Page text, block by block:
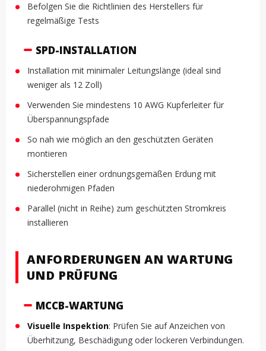
Befolgen Sie die Richtlinien des Herstellers für
regelmäßige Tests
SPD-INSTALLATION
Installation mit minimaler Leitungslänge (ideal sind
weniger als 12 Zoll)
Verwenden Sie mindestens 10 AWG Kupferleiter für
Überspannungspfade
So nah wie möglich an den geschützten Geräten
montieren
Sicherstellen einer ordnungsgemäßen Erdung mit
niederohmigen Pfaden
Parallel (nicht in Reihe) zum geschützten Stromkreis
installieren
ANFORDERUNGEN AN WARTUNG
UND PRÜFUNG
MCCB-WARTUNG
Visuelle Inspektion: Prüfen Sie auf Anzeichen von
Überhitzung, Beschädigung oder lockeren Verbindungen.